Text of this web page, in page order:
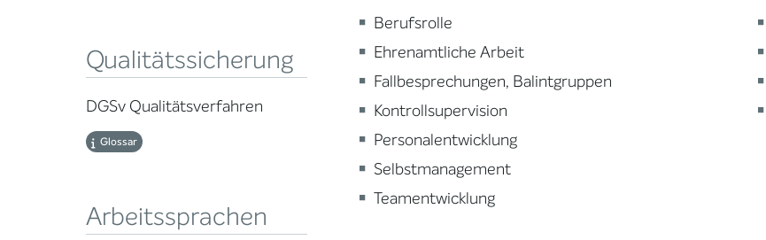
Qualitätssicherung
DGSv Qualitätsverfahren
Glossar
Arbeitssprachen
Berufsrolle
Ehrenamtliche Arbeit
Fallbesprechungen, Balintgruppen
Kontrollsupervision
Personalentwicklung
Selbstmanagement
Teamentwicklung